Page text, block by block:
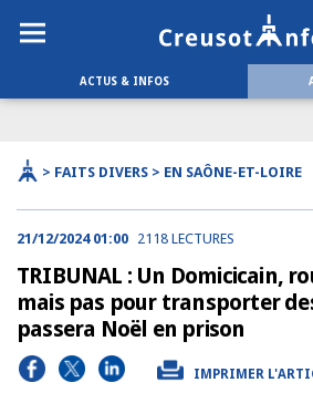
ACTUS & INFOS
> FAITS DIVERS > EN SAÔNE-ET-LOIRE
21/12/2024 01:00 2118 LECTURES
TRIBUNAL : Un Domicicain,
mais pas pour transporter
passera Noël en prison
IMPRIMER